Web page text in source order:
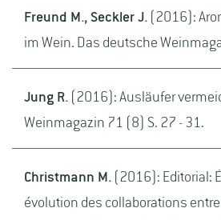
Freund M., Seckler J. (2016):
im Wein. Das deutsche
Jung R. (2016): Ausläufer
Weinmagazin 71 (8) S. 27 - 31.
Christmann M. (2016): Editorial:
évolution des collaborations